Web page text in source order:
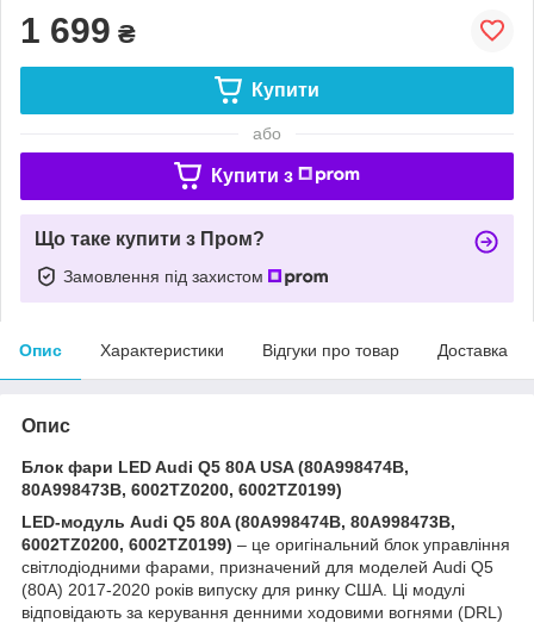
1 699 ₴
Купити
або
Купити з
Що таке купити з Пром?
Замовлення під захистом
Опис Характеристики Відгуки про товар Доставка
Опис
Блок фари LED Audi Q5 80A USA (80A998474B,
80A998473B, 6002TZ0200, 6002TZ0199)
LED-модуль Audi Q5 80A (80A998474B, 80A998473B,
6002TZ0200, 6002TZ0199) – це оригінальний блок управління
світлодіодними фарами, призначений для моделей Audi Q5
(80A) 2017-2020 років випуску для ринку США. Ці модулі
відповідають за керування денними ходовими вогнями (DRL)